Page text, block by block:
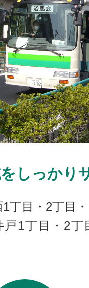
しっかり
丁目・2丁目
戸1丁目・2丁